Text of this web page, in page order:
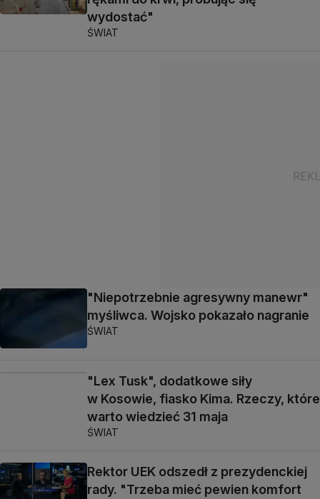
wydostać"
ŚWIAT
"Niepotrzebnie agresywny manewr"
myśliwca. Wojsko pokazało nagranie
ŚWIAT
"Lex Tusk", dodatkowe siły
w Kosowie, fiasko Kima. Rzeczy, które
warto wiedzieć 31 maja
ŚWIAT
Rektor UEK odszedł z prezydenckiej
rady. "Trzeba mieć pewien komfort